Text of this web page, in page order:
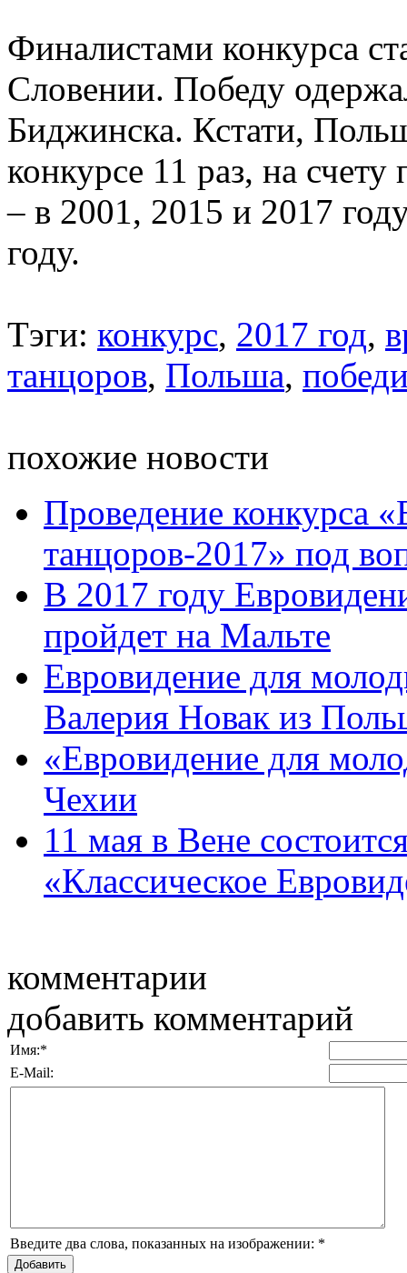
Финалистами конкурса
Словении. Победу
Биджинска. Кстати,
конкурсе 11 раз, на
– в 2001, 2015 и 2017
году.
Тэги: конкурс, 2017 год,
танцоров, Польша,
похожие новости
Проведение конкурса
танцоров-2017» под
В 2017 году
пройдет на Мальте
Евровидение для
Валерия Новак из
«Евровидение для
Чехии
11 мая в Вене
«Классическое
комментарии
добавить комментарий
Имя:*
E-Mail:
Введите два слова, показанных на изображении: *